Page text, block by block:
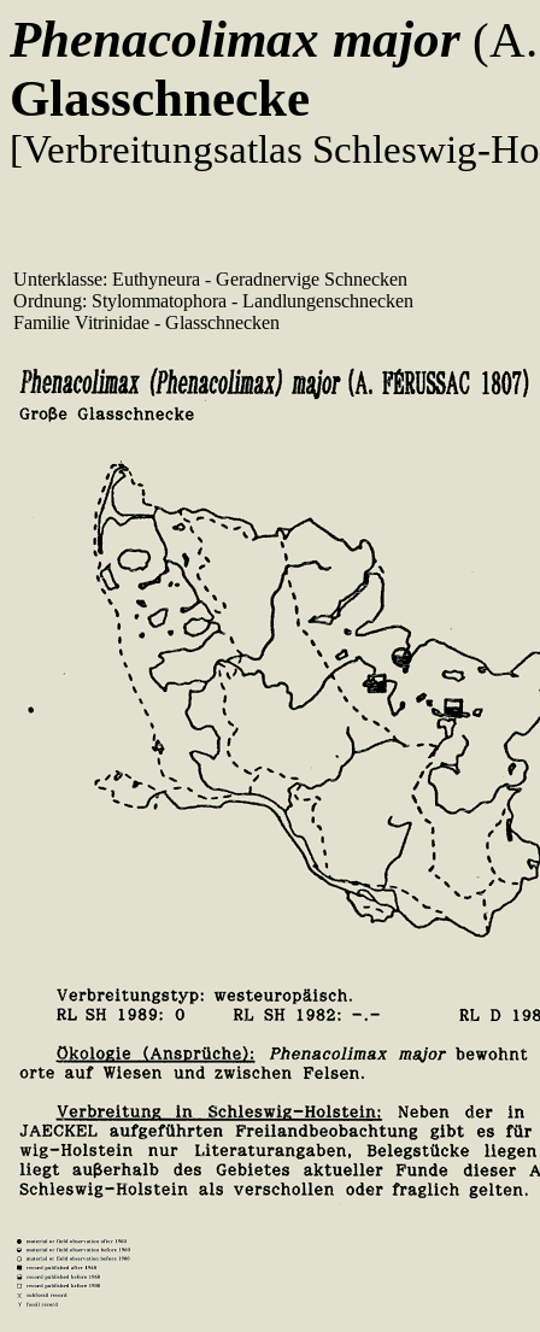
Phenacolimax major
Glasschnecke
[Verbreitungsatlas Schleswig-
Unterklasse: Euthyneura - Geradnervige Schnecken
Ordnung: Stylommatophora - Landlungenschnecken
Familie Vitrinidae - Glasschnecken